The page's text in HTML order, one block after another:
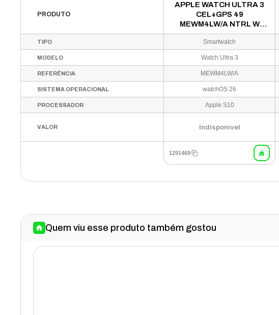
PRODUTO
APPLE WATCH ULTRA 3
CEL+GPS 49
MEWM4LW/A NTRL W
BLUE OCEAN BAND
TIPO Smartwatch
MODELO Watch Ultra 3
REFERÊNCIA MEWM4LW/A
SISTEMA OPERACIONAL watchOS 26
PROCESSADOR Apple S10
VALOR Indisponível
1291469
Quem viu esse produto também gostou